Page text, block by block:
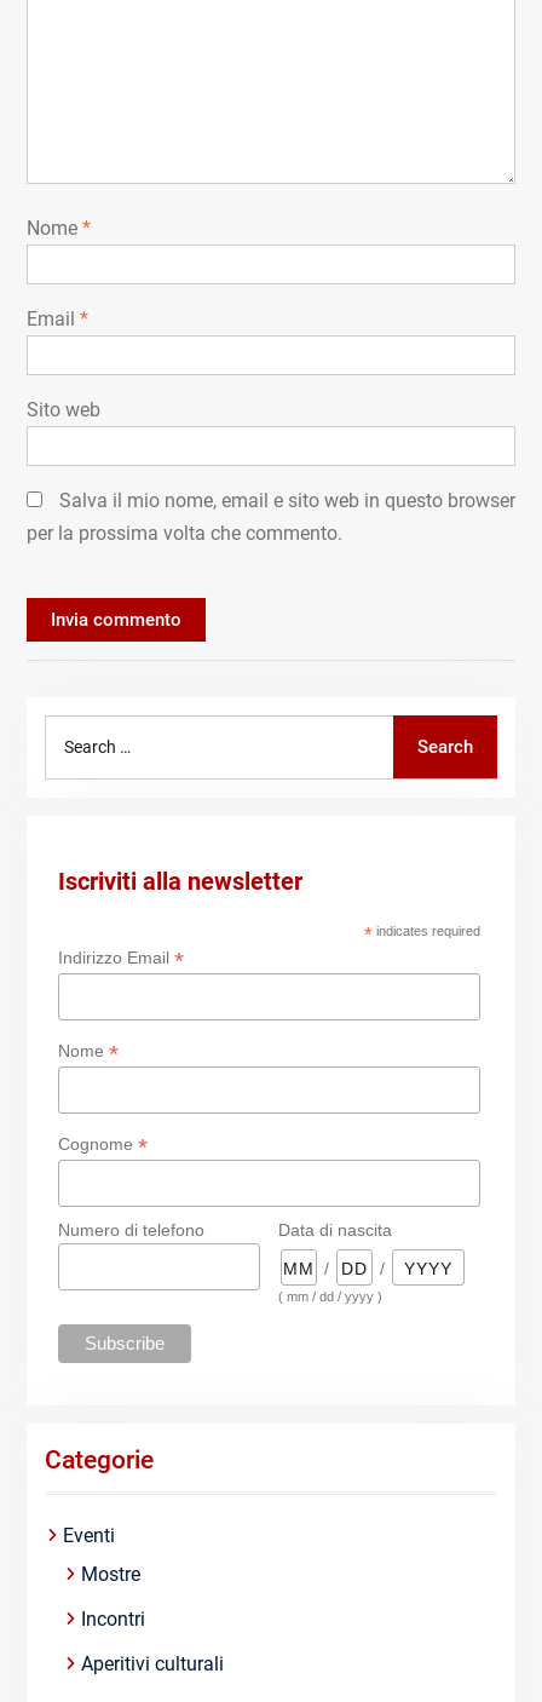
Nome *
Email *
Sito web
Salva il mio nome, email e sito web in questo browser
per la prossima volta che commento.
Search
Iscriviti alla newsletter
*indicates required
Indirizzo Email *
Nome *
Cognome *
Numero di telefono
Data di nascita
/
/
( mm / dd / yyyy )
Categorie
Eventi
Mostre
Incontri
Aperitivi culturali